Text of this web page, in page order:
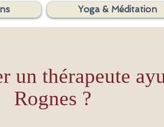
Yoga & Méditation
un thérapeute
Rognes ?